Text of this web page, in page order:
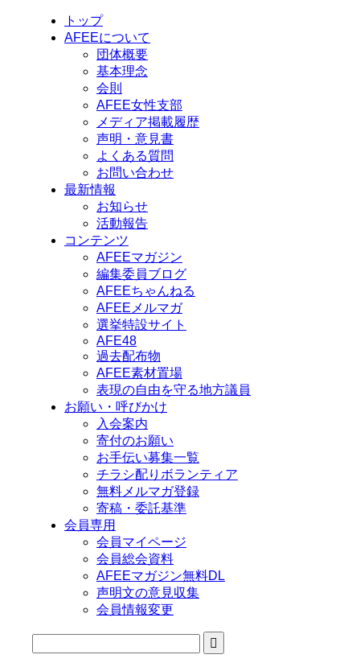
トップ
AFEEについて
団体概要
基本理念
会則
AFEE女性支部
メディア掲載履歴
声明・意見書
よくある質問
お問い合わせ
最新情報
お知らせ
活動報告
コンテンツ
AFEEマガジン
編集委員ブログ
AFEEちゃんねる
AFEEメルマガ
選挙特設サイト
AFE48
過去配布物
AFEE素材置場
表現の自由を守る地方議員
お願い・呼びかけ
入会案内
寄付のお願い
お手伝い募集一覧
チラシ配りボランティア
無料メルマガ登録
寄稿・委託基準
会員専用
会員マイページ
会員総会資料
AFEEマガジン無料DL
声明文の意見収集
会員情報変更